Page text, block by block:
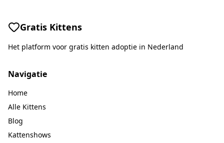
Gratis Kittens
Het platform voor gratis kitten adoptie in Nederland
Navigatie
Home
Alle Kittens
Blog
Kattenshows